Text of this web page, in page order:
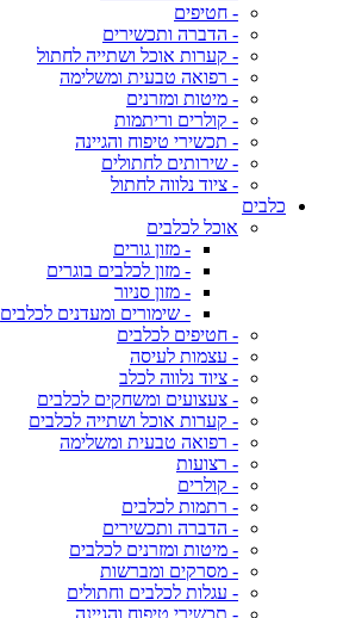
- חטיפים
- הדברה ותכשירים
- קערות אוכל ושתייה לחתול
- רפואה טבעית ומשלימה
- מיטות ומזרנים
- קולרים וריתמות
- תכשירי טיפוח והגיינה
- שירותים לחתולים
- ציוד נלווה לחתול
כלבים
אוכל לכלבים
- מזון גורים
- מזון לכלבים בוגרים
- מזון סניור
- שימורים ומעדנים לכלבים
- חטיפים לכלבים
- עצמות לעיסה
- ציוד נלווה לכלב
- צעצועים ומשחקים לכלבים
- קערות אוכל ושתייה לכלבים
- רפואה טבעית ומשלימה
- רצועות
- קולרים
- רתמות לכלבים
- הדברה ותכשירים
- מיטות ומזרנים לכלבים
- מסרקים ומברשות
- עגלות לכלבים וחתולים
- תכשירי טיפוח והגיינה